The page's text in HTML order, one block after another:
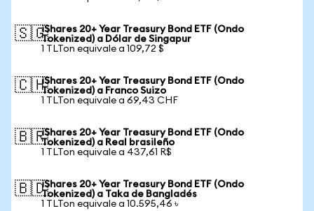
🇸🇬iShares 20+ Year Treasury Bond ETF (Ondo
Tokenized) a Dólar de Singapur
1 TLTon equivale a 109,72 $
🇨🇭iShares 20+ Year Treasury Bond ETF (Ondo
Tokenized) a Franco Suizo
1 TLTon equivale a 69,43 CHF
🇧🇷iShares 20+ Year Treasury Bond ETF (Ondo
Tokenized) a Real brasileño
1 TLTon equivale a 437,61 R$
🇧🇩iShares 20+ Year Treasury Bond ETF (Ondo
Tokenized) a Taka de Bangladés
1 TLTon equivale a 10.595,46 ৳